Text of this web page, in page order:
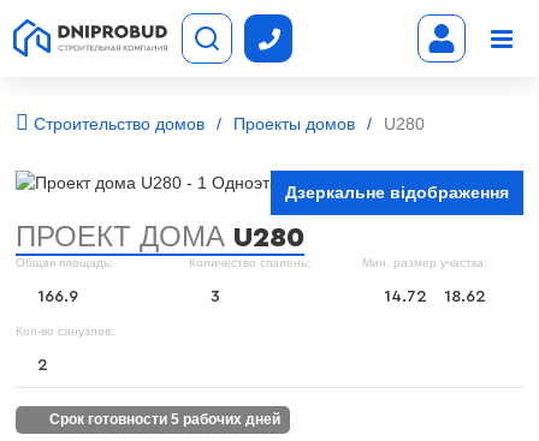
Строительство домов Проекты домов U280
Дзеркальне відображення
ПРОЕКТ ДОМА U280
Общая площадь:
166.9
Количество спалень:
3
Мин. размер участка:
14.72 18.62
Кол-во санузлов:
2
срок готовности 5 рабочих дней